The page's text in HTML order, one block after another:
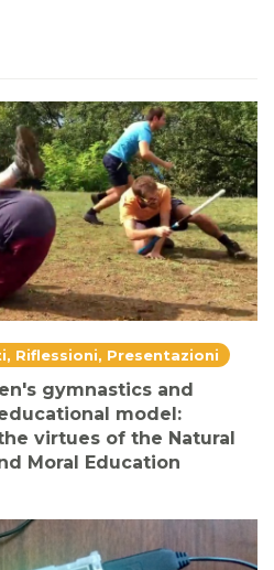
Riflessioni, Presentazioni
gymnastics and
model:
virtues of the Natural
Moral Education